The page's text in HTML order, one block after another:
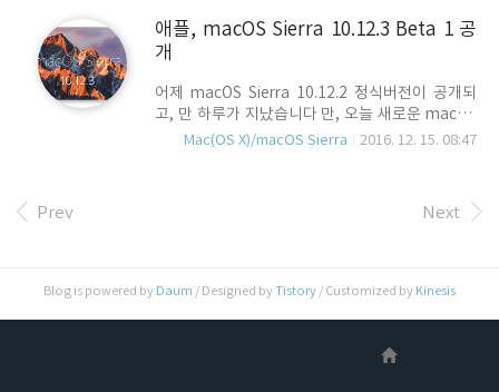
SIerra의 경우 공개 베타 엑세스 유틸리티를 다운
로드 하여 설치 하면, appStore를 통해 업데이트
나 아이패드의 Safari를 통해 Apple 베타 소프트웨
어 프로그램 페이지에 접속한 후, IOS 센션에서 프
로파일을 다운로드 하여 설치 한 후, 일반 > 소프트
애플, macOS Sierra 10.12.3 Beta 1 공
개
어제 macOS Sierra 10.12.2 정식버전이 공개되
고, 만 하루가 지났습니다 만, 오늘 새로운 macOS
Sierra 10.12.3의 Beta 버전이 시작 되었습니다.
넘버는 16D12b 입니다. 릴리즈 노트 상에는 특별
한 내용은 없으며, 현재는 개발자 버전만 공개가 되
를 두고 있는지는 알려진 바는 없습니다. 10.12.2
정식버전이 출시된지 만 하루 밖에 지나지 않았기
때문인지 애플 Forum에도 특별한 언급은 보이지
않네요.. 애플이 버전을 최 하위 한 자리 단위로 공
Mac(OS X)/macOS Sierra 2016. 12. 15. 08:47
Prev Next
Blog is powered by Daum / Designed byTistory / Customized by Kinesis